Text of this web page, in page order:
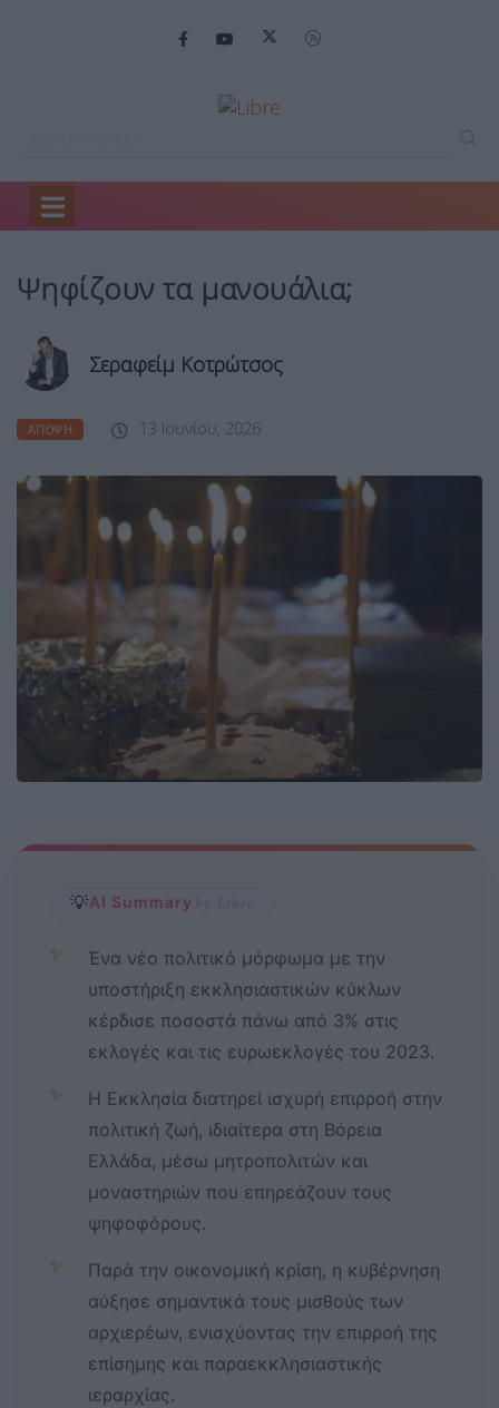
Home
Ψηφίζουν τα μανουάλια;
Σεραφείμ Κοτρώτσος
ΆΠΟΨΗ 13 Ιουνίου, 2026
💡AI Summary by Libre
✨
Ένα νέο πολιτικό μόρφωμα με την
υποστήριξη εκκλησιαστικών κύκλων
κέρδισε ποσοστά πάνω από 3% στις
εκλογές και τις ευρωεκλογές του 2023.
✨
Η Εκκλησία διατηρεί ισχυρή επιρροή στην
πολιτική ζωή, ιδιαίτερα στη Βόρεια
Ελλάδα, μέσω μητροπολιτών και
μοναστηριών που επηρεάζουν τους
ψηφοφόρους.
✨
Παρά την οικονομική κρίση, η κυβέρνηση
αύξησε σημαντικά τους μισθούς των
αρχιερέων, ενισχύοντας την επιρροή της
επίσημης και παραεκκλησιαστικής
ιεραρχίας.